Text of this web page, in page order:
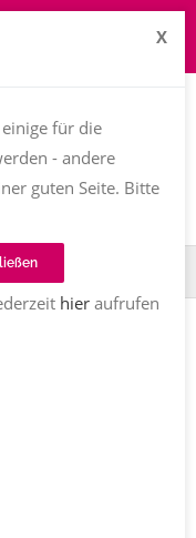
Lilian Kura
X
für die
- andere
guten Seite. Bitte
hieraufrufen